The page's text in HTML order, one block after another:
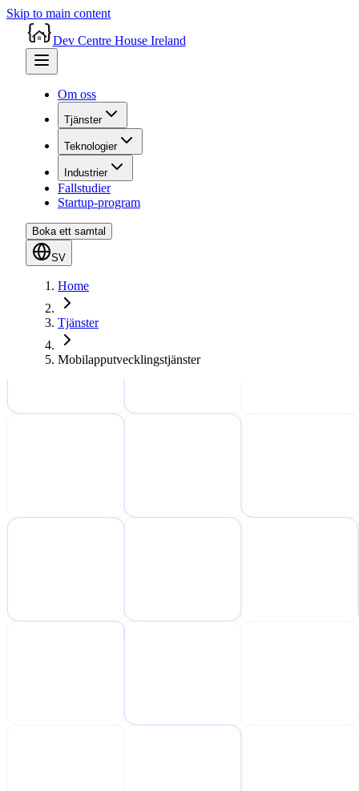
Skip to main content
Dev Centre House Ireland
Om oss
Tjänster
Teknologier
Industrier
Fallstudier
Startup-program
Boka ett samtal
SV
Home
Tjänster
Mobilapputvecklingstjänster